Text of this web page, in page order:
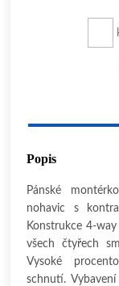
Popis
Pánské
nohavic s
Konstrukce 4-
všech čtyřech
Vysoké
schnutí.